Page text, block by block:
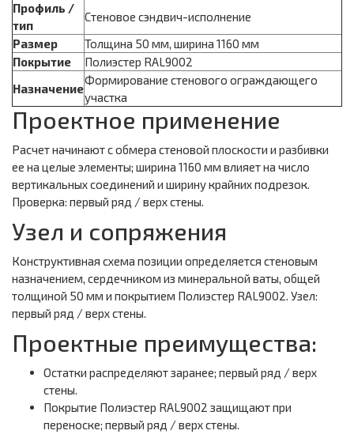
Профиль /
тип
Стеновое сэндвич-исполнение
Размер
Толщина 50 мм, ширина 1160 мм
Покрытие
Полиэстер RAL9002
Назначение
Формирование стенового ограждающего
участка
Проектное применение
Расчет начинают с обмера стеновой плоскости и разбивки
ее на целые элементы; ширина 1160 мм влияет на число
вертикальных соединений и ширину крайних подрезок.
Проверка: первый ряд / верх стены.
Узел и сопряжения
Конструктивная схема позиции определяется стеновым
назначением, сердечником из минеральной ваты, общей
толщиной 50 мм и покрытием Полиэстер RAL9002. Узел:
первый ряд / верх стены.
Проектные преимущества:
Остатки распределяют заранее; первый ряд / верх
стены.
Покрытие Полиэстер RAL9002 защищают при
переноске; первый ряд / верх стены.